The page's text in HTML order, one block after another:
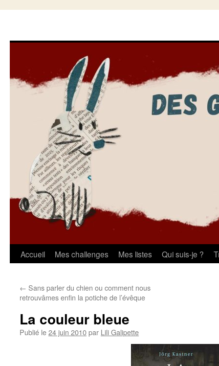
Aller
contenu
Accueil Mes challenges Mes listes Qui suis-je ?
← Sans parler du chien ou comment nous
retrouvâmes enfin la potiche de l’évêque
La couleur bleue
Publié le24 juin 2010par Lili Galipette